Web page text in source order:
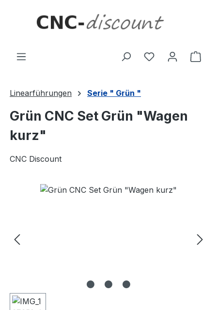
Linearführungen Serie " Grün "
Grün CNC Set Grün "Wagen
kurz"
CNC Discount
Bildergalerie überspringen